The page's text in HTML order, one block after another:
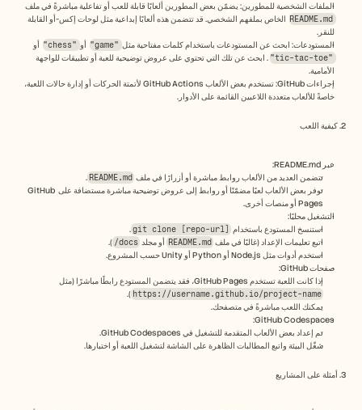
الملفات الشخصية للمطورين: يضمّن بعض المطورين ألعابًا قابلة للعب أو تفاعلية مباشرةً في ملف
README.md
للنقر.
المستودعات: ابحث عن المستودعات باستخدام كلمات مفتاحية مثل "game" أو "chess"
أو
"tic-tac-toe"
الأمامية.
خاصةً للألعاب متعددة اللاعبين القائمة على الأدوار.
2. كيفية اللعب
عبر README.md:
تتضمن العديد من الألعاب روابط مباشرة أو أزرارًا في ملف README.md
.
توفر بعض الألعاب لعبًا مضمّنًا أو روابط إلى عروض توضيحية مباشرة مستضافة على GitHub
Pages أو منصات أخرى.
التشغيل محليًا:
استنسخ المستودع باستخدام git clone [repo-url]
.
اتبع تعليمات الإعداد (غالبًا في ملف README.md أو مجلد docs/
).
استخدم أدوات مثل Node.js أو Python أو Unity حسب المشروع.
صفحات GitHub:
إذا كانت اللعبة تستخدم GitHub Pages، فقد يتضمن المستودع رابطًا مباشرًا (مثل
https://username.github.io/project-name
).
يمكنك اللعب مباشرةً في متصفحك.
GitHub Codespaces:
تم إعداد بعض الألعاب المتقدمة للتشغيل في GitHub Codespaces.
شغّل البيئة واتبع المطالبات الظاهرة على الشاشة لتشغيل اللعبة أو اختبارها.
3. أمثلة على المشاريع
مركز المساعدة
التسعير
الوظائف
تسويق المنتجات
نجاح العملاء
التدريب
See more
احجز عرضًا توضيحيًا
ابدأ التجربة المجانية